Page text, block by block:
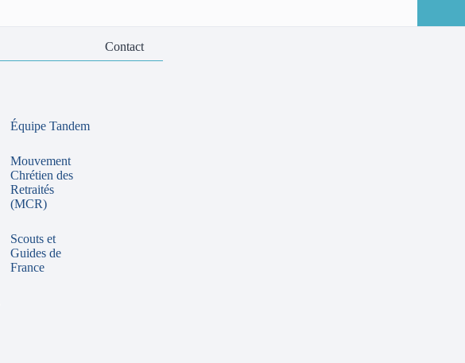
Équipe Tandem
Mouvement
Chrétien des
Retraités
(MCR)
Scouts et
Guides de
France
Contact